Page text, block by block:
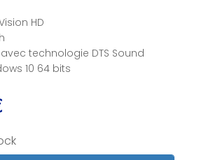
HD
technologie DTS Sound
10 64 bits